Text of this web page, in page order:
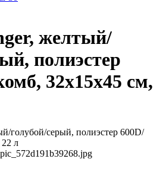
желтый/
полиэстер
32x15x45 см,
голубой/серый, полиэстер 600D/
л
pic_572d191b39268.jpg